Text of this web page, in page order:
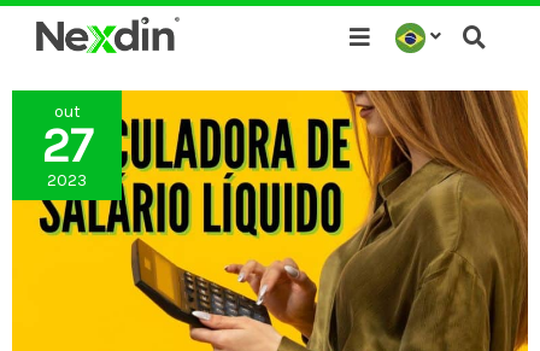
para
conteúdo
out
27
2023